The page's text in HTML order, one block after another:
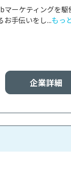
マーケティングを駆
手伝いをし...もっ
企業詳細